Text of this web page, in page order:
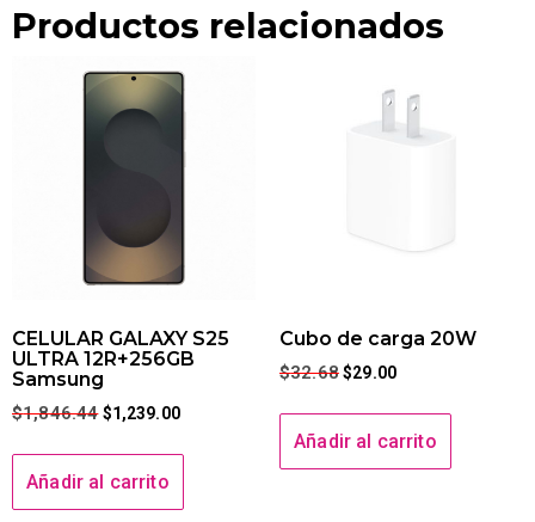
Productos relacionados
CELULAR GALAXY S25
ULTRA 12R+256GB
Samsung
$1,846.44 $1,239.00
Añadir al carrito
Cubo de carga 20W
$32.68$29.00
Añadir al carrito